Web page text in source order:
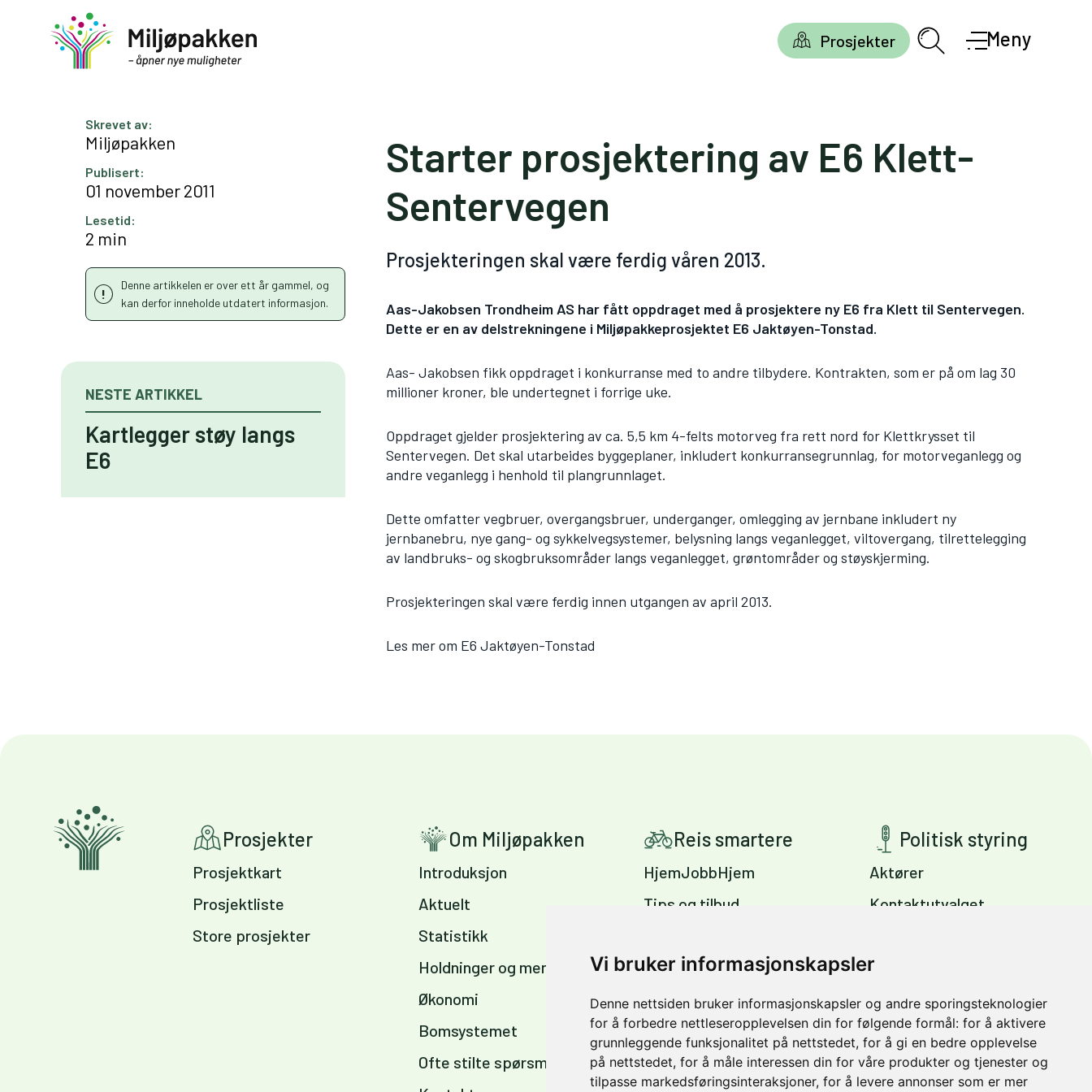
Vi bruker informasjonskapsler
Denne nettsiden bruker informasjonskapsler og andre sporingsteknologier
for å forbedre nettleseropplevelsen din for følgende formål: for å aktivere
grunnleggende funksjonalitet på nettstedet, for å gi en bedre opplevelse
på nettstedet, for å måle interessen din for våre produkter og tjenester og
tilpasse markedsføringsinteraksjoner, for å levere annonser som er mer
Prosjekter Meny
Skrevet av:
Miljøpakken
Publisert:
01 november 2011
Lesetid:
2 min
Denne artikkelen er over ett år gammel, og
kan derfor inneholde utdatert informasjon.
Starter prosjektering av E6 Klett-
Sentervegen
Prosjekteringen skal være ferdig våren 2013.
Aas-Jakobsen Trondheim AS har fått oppdraget med å prosjektere ny E6 fra Klett til Sentervegen.
Dette er en av delstrekningene i Miljøpakkeprosjektet E6 Jaktøyen-Tonstad.
Aas- Jakobsen fikk oppdraget i konkurranse med to andre tilbydere. Kontrakten, som er på om lag 30
millioner kroner, ble undertegnet i forrige uke.
Oppdraget gjelder prosjektering av ca. 5,5 km 4-felts motorveg fra rett nord for Klettkrysset til
Sentervegen. Det skal utarbeides byggeplaner, inkludert konkurransegrunnlag, for motorveganlegg og
andre veganlegg i henhold til plangrunnlaget.
Dette omfatter vegbruer, overgangsbruer, underganger, omlegging av jernbane inkludert ny
jernbanebru, nye gang- og sykkelvegsystemer, belysning langs veganlegget, viltovergang, tilrettelegging
av landbruks- og skogbruksområder langs veganlegget, grøntområder og støyskjerming.
Prosjekteringen skal være ferdig innen utgangen av april 2013.
Les mer om E6 Jaktøyen-Tonstad
NESTE ARTIKKEL
Kartlegger støy langs
E6
Prosjekter
Prosjektkart
Prosjektliste
Store prosjekter
Om Miljøpakken
Introduksjon
Aktuelt
Statistikk
Holdninger og meninger
Økonomi
Bomsystemet
Ofte stilte spørsmål
Reis smartere
HjemJobbHjem
Tips og tilbud
arbeidsplass
sommer og vinter
Politisk styring
Aktører
Kontaktutvalget
Miljøpakkens mål